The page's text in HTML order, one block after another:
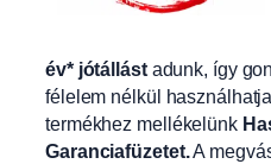
év* jótállástadunk, így
félelem nélkül
termékhez mellékelünk
Garanciafüzetet.A